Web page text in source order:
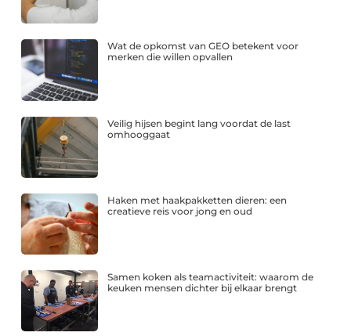
Wat de opkomst van GEO betekent voor
merken die willen opvallen
Veilig hijsen begint lang voordat de last
omhooggaat
Haken met haakpakketten dieren: een
creatieve reis voor jong en oud
Samen koken als teamactiviteit: waarom de
keuken mensen dichter bij elkaar brengt